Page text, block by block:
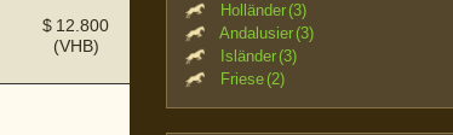
$ 12.800
(VHB)
Holländer (3)
Andalusier (3)
Isländer (3)
Friese (2)